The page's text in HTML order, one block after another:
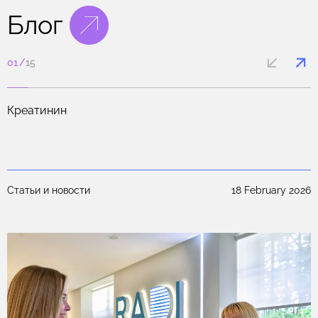
Блог
01 /15
Креатинин
Статьи и новости 18 February 2026